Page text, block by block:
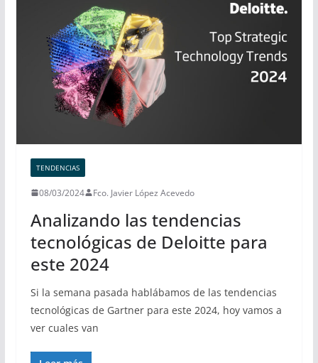
TENDENCIAS
08/03/2024 Fco. Javier López Acevedo
Analizando las tendencias
tecnológicas de Deloitte para
este 2024
Si la semana pasada hablábamos de las tendencias
tecnológicas de Gartner para este 2024, hoy vamos a
ver cuales van